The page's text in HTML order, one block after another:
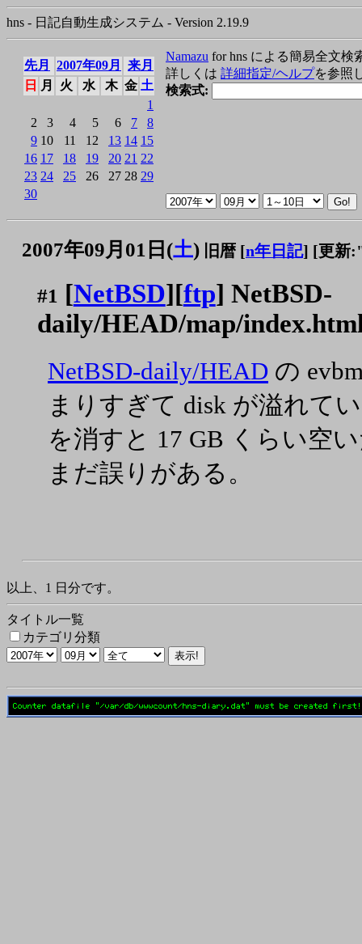
hns - 日記自動生成システム - Version 2.19.9
先月 2007年09月
来月
日
月 火 水 木 金 土
1
2
3 4 5 6 7
8
9 10 11 12 13 14 15
16 17 18 19 20 21 22
23 24 25 26 27 28 29
30
Namazu for hns による簡易全文検
詳しくは 詳細指定/ヘルプを参照
検索式:
2007年09月01日(土) 旧暦 [n年日記] [更新
#1 [NetBSD][ftp] NetBSD-
daily/HEAD/map/
NetBSD-daily/HEAD の
まりすぎて disk が溢れて
を消すと 17 GB くらい空
まだ誤りがある。
以上、1 日分です。
タイトル一覧
カテゴリ分類